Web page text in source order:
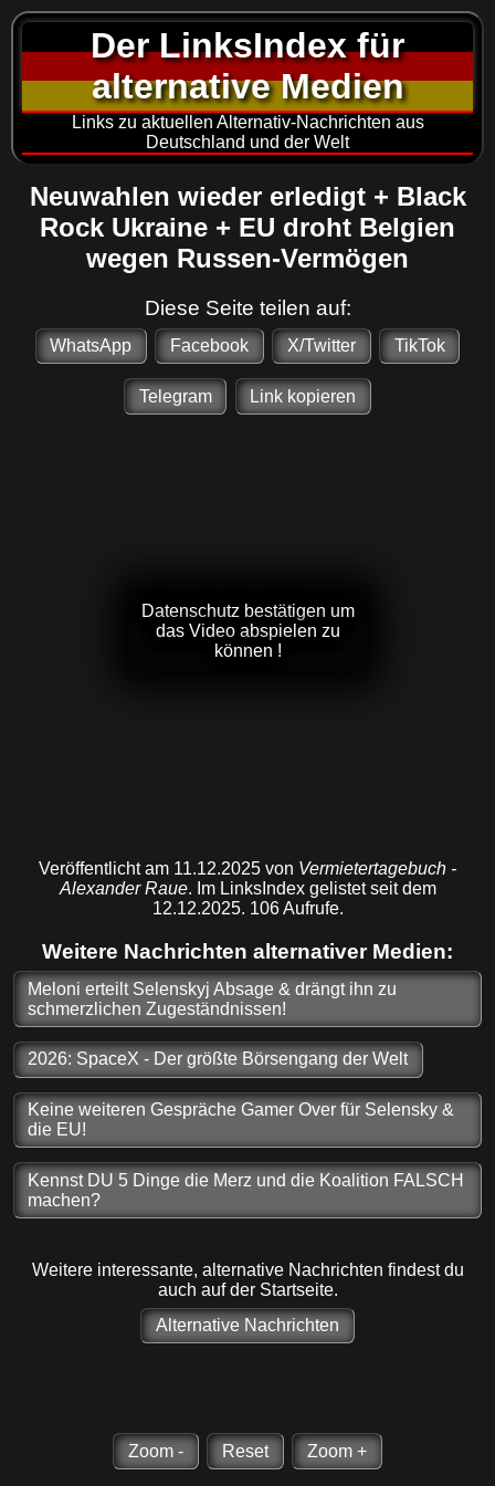
Der LinksIndex für
alternative Medien
Links zu aktuellen Alternativ-Nachrichten aus
Deutschland und der Welt
Neuwahlen wieder erledigt + Black
Rock Ukraine + EU droht Belgien
wegen Russen-Vermögen
Diese Seite teilen auf:
WhatsApp Facebook X/Twitter TikTok
Telegram Link kopieren
Datenschutz bestätigen um
das Video abspielen zu
können !
Veröffentlicht am 11.12.2025 von Vermietertagebuch -
Alexander Raue. Im LinksIndex gelistet seit dem
12.12.2025. 106 Aufrufe.
Weitere Nachrichten alternativer Medien:
Meloni erteilt Selenskyj Absage & drängt ihn zu
schmerzlichen Zugeständnissen!
2026: SpaceX - Der größte Börsengang der Welt
Keine weiteren Gespräche Gamer Over für Selensky &
die EU!
Kennst DU 5 Dinge die Merz und die Koalition FALSCH
machen?
Weitere interessante, alternative Nachrichten findest du
auch auf der Startseite.
Alternative Nachrichten
Zoom - Reset Zoom +